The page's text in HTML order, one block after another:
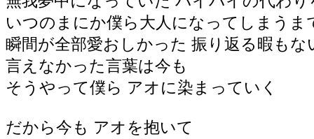
いつのまにか僕ら大人になってしまうま
瞬間が全部愛おしかった 振り返る暇もな
言えなかった言葉は今も
そうやって僕ら アオに染まっていく
だから今も アオを抱いて